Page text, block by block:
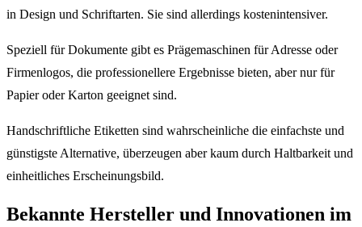
in Design und Schriftarten. Sie sind allerdings kostenintensiver.
Speziell für Dokumente gibt es Prägemaschinen für Adresse oder
Firmenlogos, die professionellere Ergebnisse bieten, aber nur für
Papier oder Karton geeignet sind.
Handschriftliche Etiketten sind wahrscheinliche die einfachste und
günstigste Alternative, überzeugen aber kaum durch Haltbarkeit und
einheitliches Erscheinungsbild.
Bekannte Hersteller und Innovationen im